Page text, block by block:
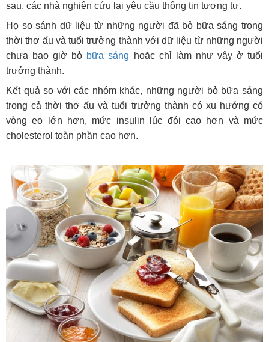
sau, các nhà nghiên cứu lại yêu cầu thông tin tương tự.
Họ so sánh dữ liệu từ những người đã bỏ bữa sáng trong
thời thơ ấu và tuổi trưởng thành với dữ liệu từ những người
chưa bao giờ bỏ bữa sáng hoặc chỉ làm như vậy ở tuổi
trưởng thành.
Kết quả so với các nhóm khác, những người bỏ bữa sáng
trong cả thời thơ ấu và tuổi trưởng thành có xu hướng có
vòng eo lớn hơn, mức insulin lúc đói cao hơn và mức
cholesterol toàn phần cao hơn.